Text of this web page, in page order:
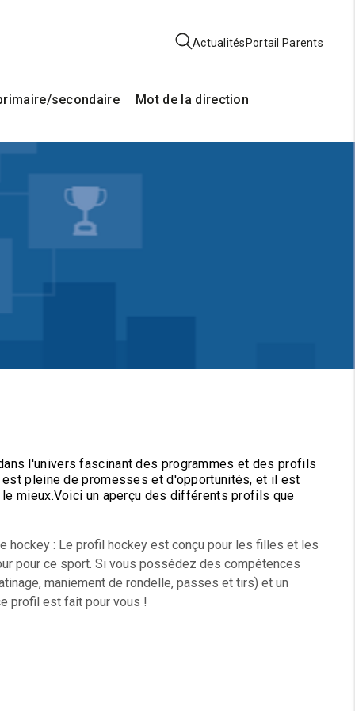
Actualités Portail Parents
secondaire Mot de la direction
l'univers fascinant des programmes et des profils
pleine de promesses et d'opportunités, et il est
mieux.Voici un aperçu des différents profils que
hockey : Le profil hockey est conçu pour les filles et les
pour ce sport. Si vous possédez des compétences
maniement de rondelle, passes et tirs) et un
profil est fait pour vous !